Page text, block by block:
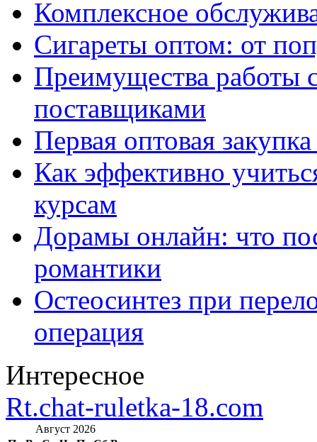
Комплексное
Сигареты оптом: от
Преимущества работы
поставщиками
Первая оптовая
Как эффективно
курсам
Дорамы онлайн: что
романтики
Остеосинтез при
операция
Интересное
Rt.chat-ruletka-18.com
Август 2026